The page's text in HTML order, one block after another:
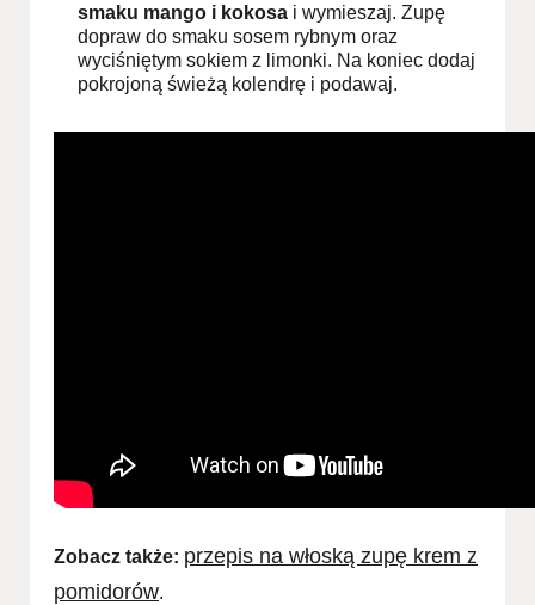
smaku mango i kokosa i wymieszaj. Zupę
dopraw do smaku sosem rybnym oraz
wyciśniętym sokiem z limonki. Na koniec dodaj
pokrojoną świeżą kolendrę i podawaj.
Zobacz także: przepis na włoską zupę krem z
pomidorów.